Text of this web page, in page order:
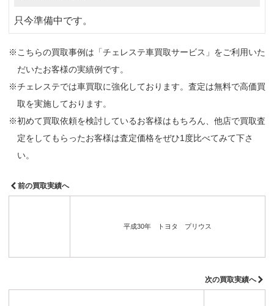
只今準備中です。
※こちらの買取事例は「チェレステ車買取サービス」をご利用いた
だいたお客様の実績例です。
※チェレステでは車買取に強化しております。査定は無料で高価買
取を実施しております。
※初めて買取依頼を検討しているお客様はもちろん、他店で買取査
定をしてもらったお客様は査定価格をぜひ1度比べてみて下さ
い。
前の買取実績へ
平成30年 トヨタ プリウス
次の買取実績へ